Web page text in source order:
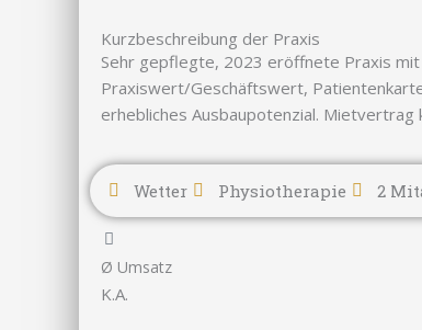
Kurzbeschreibung der Praxis
Sehr gepflegte, 2023 eröffnete Praxis
Praxiswert/Geschäftswert,
erhebliches Ausbaupotenzial.
Wetter Physiotherapie 2
Ø Umsatz
K.A.